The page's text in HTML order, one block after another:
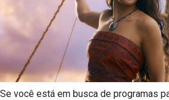
Se você está em busca de programas